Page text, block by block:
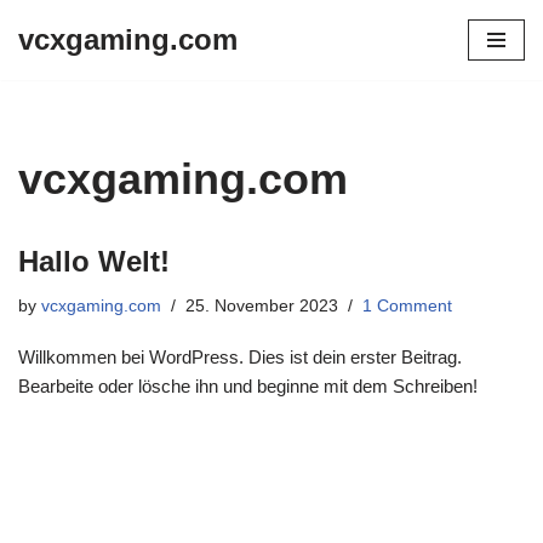
vcxgaming.com
vcxgaming.com
Hallo Welt!
by vcxgaming.com 25. November 2023 1 Comment
Willkommen bei WordPress. Dies ist dein erster Beitrag.
Bearbeite oder lösche ihn und beginne mit dem Schreiben!